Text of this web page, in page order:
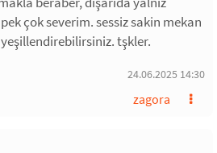
çok severim. sessiz sakin mekan
tşkler.
24.06.2025 14:30
zagora